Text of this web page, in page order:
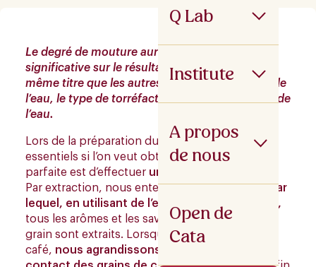
Q Lab
Institute
A propos
de nous
Open de
Cata
Le degré de mouture aura une influence
significative sur le résultat final de la tasse, au
même titre que les autres variables : la qualité de
l’eau, le type de torréfaction ou la température de
l’eau.
Lors de la préparation du café, l’un des aspects
essentiels si l’on veut obtenir une boisson
parfaite est d’effectuer une bonne extraction
Par extraction, nous entendons leprocessus par
lequel, en utilisant de l’eau chaude sur le café,
tous les arômes et les saveurs présents dans le
grain sont extraits. Lorsque nous moulons du
café, nous agrandissons en fait la surface de